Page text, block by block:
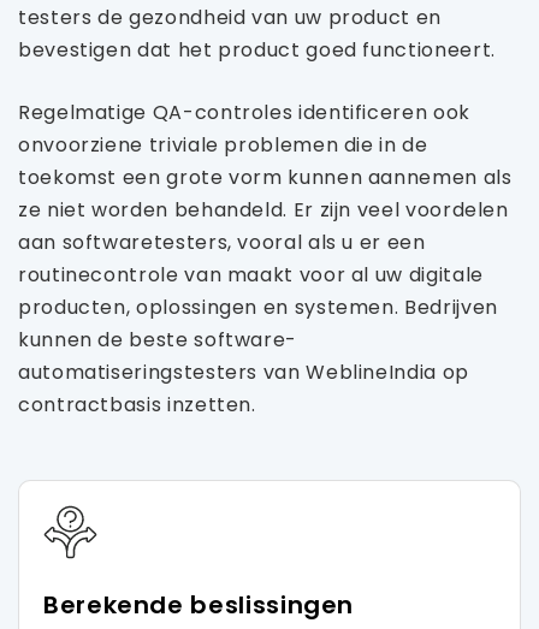
testers de gezondheid van uw product en
bevestigen dat het product goed functioneert.
Regelmatige QA-controles identificeren ook
onvoorziene triviale problemen die in de
toekomst een grote vorm kunnen aannemen als
ze niet worden behandeld. Er zijn veel voordelen
aan softwaretesters, vooral als u er een
routinecontrole van maakt voor al uw digitale
producten, oplossingen en systemen. Bedrijven
kunnen de beste software-
automatiseringstesters van WeblineIndia op
contractbasis inzetten.
Berekende beslissingen